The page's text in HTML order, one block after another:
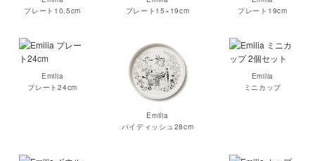
プレート10.5cm
プレート15×19cm
プレート19cm
Emilia
プレート24cm
Emilia
パイディッシュ28cm
Emilia
ミニカップ